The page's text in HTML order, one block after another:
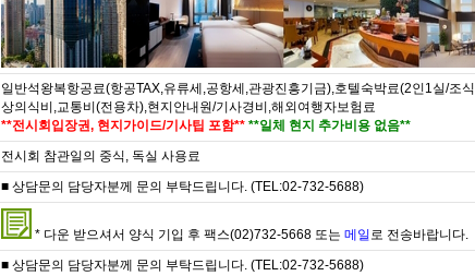
일반석왕복항공료(항공TAX,유류세,공항세,관광진흥기금),호텔숙박료(2인1실/조
상의식비,교통비(전용차),현지안내원/기사경비,해외여행자보험료
**전시회입장권, 현지가이드/기사팁 포함****일체 현지 추가비용 없음**
전시회 참관일의 중식, 독실 사용료
■ 상담문의 담당자분께 문의 부탁드립니다. (TEL:02-732-5688)
* 다운 받으셔서 양식 기입 후 팩스(02)732-5668 또는 메일 로 전송바랍니다.
■ 상담문의 담당자분께 문의 부탁드립니다. (TEL:02-732-5688)